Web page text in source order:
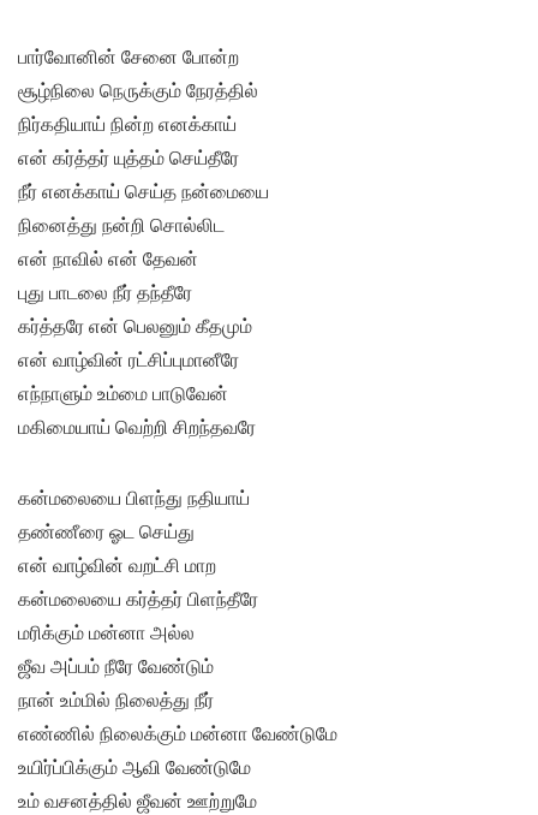
பார்வோனின் சேனை போன்ற
சூழ்நிலை நெருக்கும் நேரத்தில்
நிர்கதியாய் நின்ற எனக்காய்
என் கர்த்தர் யுத்தம் செய்தீரே
நீர் எனக்காய் செய்த நன்மையை
நினைத்து நன்றி சொல்லிட
என் நாவில் என் தேவன்
புது பாடலை நீர் தந்தீரே
கர்த்தரே என் பெலனும் கீதமும்
என் வாழ்வின் ரட்சிப்புமானீரே
எந்நாளும் உம்மை பாடுவேன்
மகிமையாய் வெற்றி சிறந்தவரே
கன்மலையை பிளந்து நதியாய்
தண்ணீரை ஓட செய்து
என் வாழ்வின் வறட்சி மாற
கன்மலையை கர்த்தர் பிளந்தீரே
மரிக்கும் மன்னா அல்ல
ஜீவ அப்பம் நீரே வேண்டும்
நான் உம்மில் நிலைத்து நீர்
எண்ணில் நிலைக்கும் மன்னா வேண்டுமே
உயிர்ப்பிக்கும் ஆவி வேண்டுமே
உம் வசனத்தில் ஜீவன் ஊற்றுமே